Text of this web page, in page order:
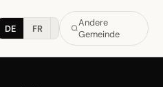
DE FR
Andere
Gemeinde